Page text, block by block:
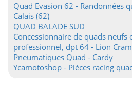
Quad Evasion 62 - Randonnées
Calais (62)
QUAD BALADE SUD
Concessionnaire de quads neufs
professionnel, dpt 64 - Lion
Pneumatiques Quad - Cardy
Ycamotoshop - Pièces racing